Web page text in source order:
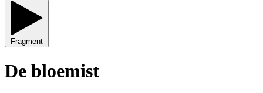
Fragment
De bloemist